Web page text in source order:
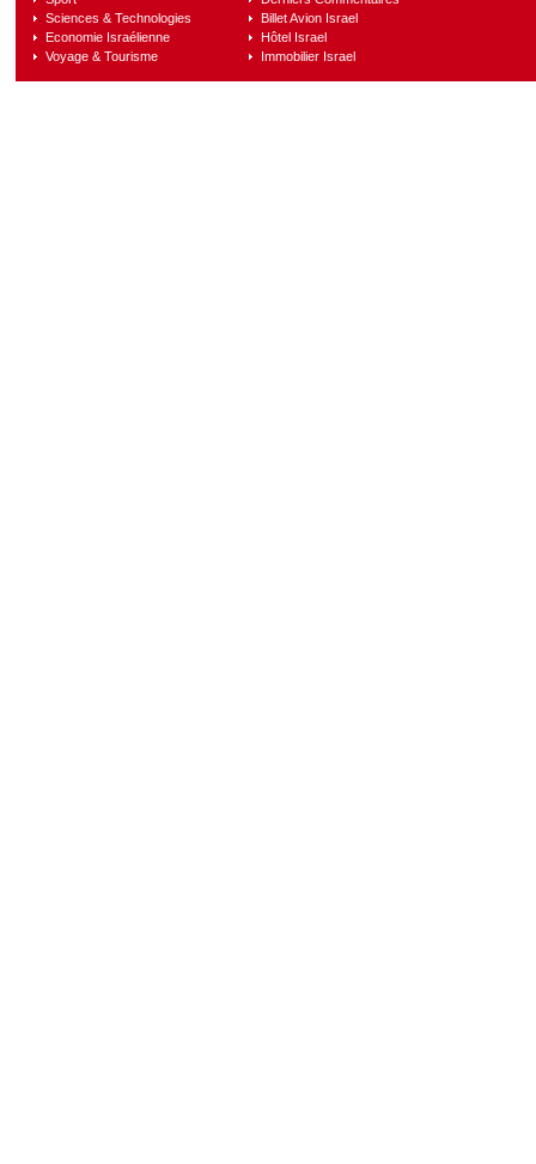
Sciences & Technologies
Economie Israélienne
Voyage & Tourisme
Billet Avion Israel
Hôtel Israel
Immobilier Israel